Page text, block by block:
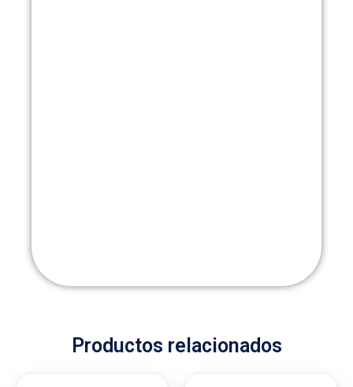
Productos relacionados